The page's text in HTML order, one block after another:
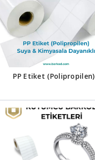
PP Etiket (Polipropilen)